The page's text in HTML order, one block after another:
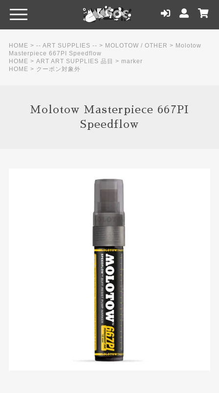
HOME > -- ART SUPPLIES -- > MOLOTOW / OTHER > Molotow
Masterpiece 667PI Speedflow
HOME > ART ART SUPPLIES 品目 > marker
HOME > クーポン対象外
Molotow Masterpiece 667PI
Speedflow